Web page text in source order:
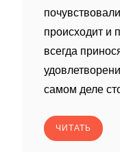
происходит и
всегда
самом деле
ЧИТАТЬ